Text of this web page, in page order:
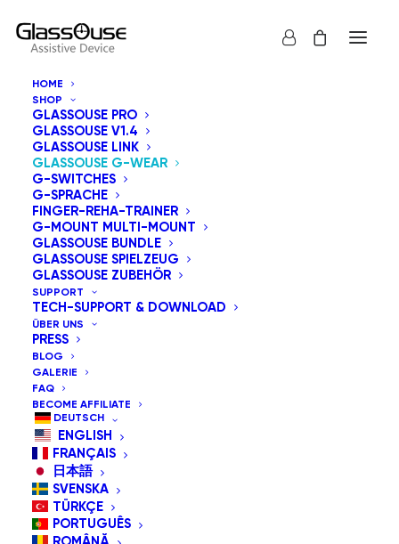
HOME
SHOP
GLASSOUSE PRO
GLASSOUSE V1.4
GLASSOUSE LINK
GLASSOUSE G-WEAR
G-SWITCHES
G-SPRACHE
FINGER-REHA-TRAINER
G-MOUNT MULTI-MOUNT
GLASSOUSE BUNDLE
GLASSOUSE SPIELZEUG
GLASSOUSE ZUBEHÖR
SUPPORT
TECH-SUPPORT & DOWNLOAD
ÜBER UNS
PRESS
BLOG
GALERIE
FAQ
BECOME AFFILIATE
DEUTSCH
ENGLISH
FRANÇAIS
日本語
SVENSKA
TÜRKÇE
PORTUGUÊS